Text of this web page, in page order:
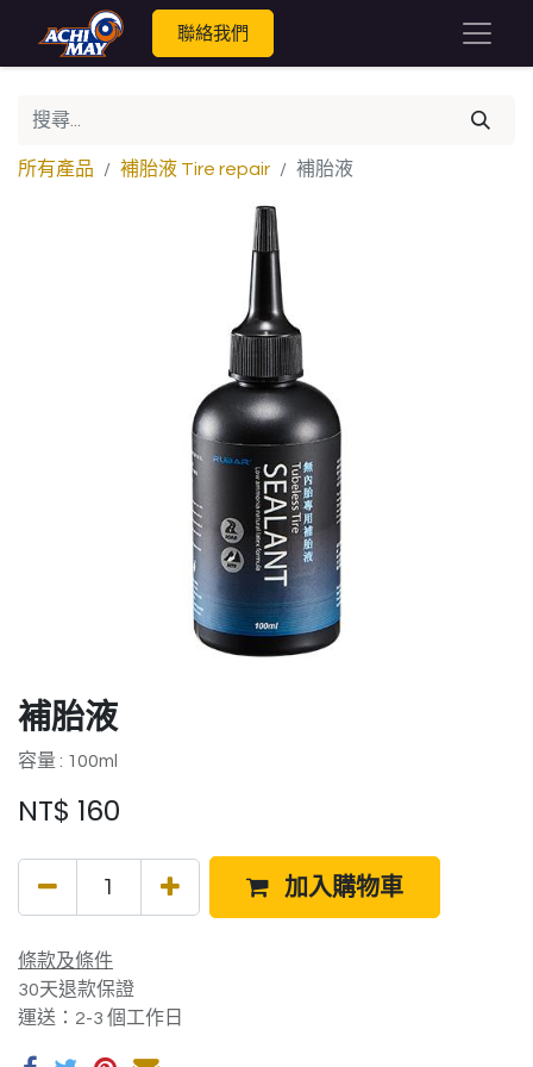
聯絡我們
所有產品 補胎液 Tire repair 補胎液
補胎液
容量 : 100ml
NT$ 160
加入購物車
條款及條件
30天退款保證
運送：2-3 個工作日